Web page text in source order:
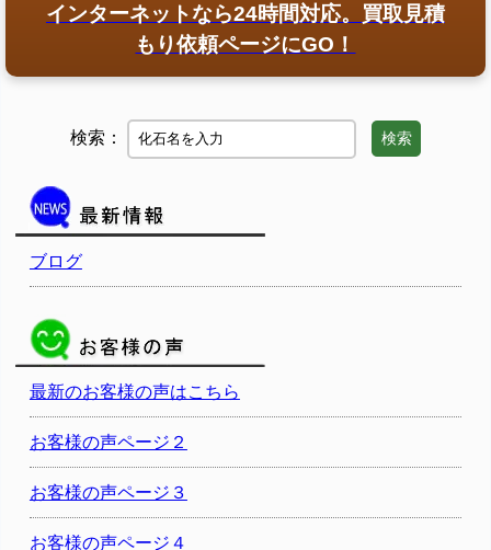
インターネットなら24時間対応。買取見積
もり依頼ページにGO！
検索： 検索
ブログ
最新のお客様の声はこちら
お客様の声ページ２
お客様の声ページ３
お客様の声ページ４